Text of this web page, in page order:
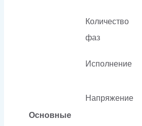
Основные
Количество
фаз
Исполнение
Напряжение